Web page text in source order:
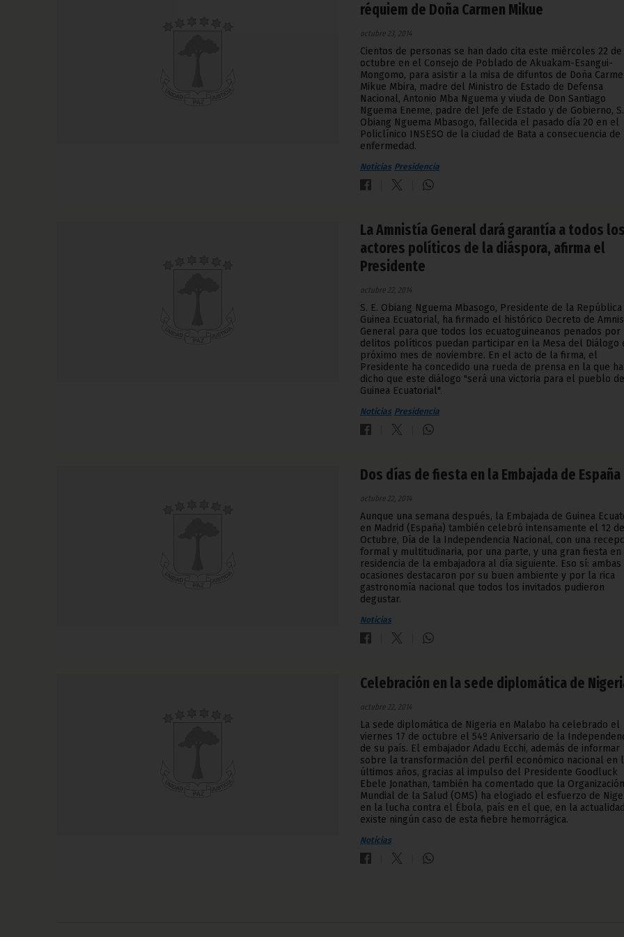
réquiem de Doña Carmen Mikue
octubre 23, 2014
Cientos de personas se han dado cita este miércoles 22 de
octubre en el Consejo de Poblado de Akuakam-Esangui-
Mongomo, para asistir a la misa de difuntos de Doña
Mikue Mbira, madre del Ministro de Estado de Defensa
Nacional, Antonio Mba Nguema y viuda de Don Santiago
Nguema Eneme, padre del Jefe de Estado y de Gobierno, S.
Obiang Nguema Mbasogo, fallecida el pasado día 20 en el
Policlínico INSESO de la ciudad de Bata a consecuencia de
enfermedad.
Noticias Presidencia
La Amnistía General dará garantía a todos los
actores políticos de la diáspora, afirma el
Presidente
octubre 22, 2014
S. E. Obiang Nguema Mbasogo, Presidente de la República
Guinea Ecuatorial, ha firmado el histórico Decreto de
General para que todos los ecuatoguineanos penados por
delitos políticos puedan participar en la Mesa del Diálogo
próximo mes de noviembre. En el acto de la firma, el
Presidente ha concedido una rueda de prensa en la que ha
dicho que este diálogo "será una victoria para el pueblo de
Guinea Ecuatorial".
Noticias Presidencia
Dos días de fiesta en la Embajada de España
octubre 22, 2014
Aunque una semana después, la Embajada de Guinea
en Madrid (España) también celebró intensamente el 12 de
Octubre, Día de la Independencia Nacional, con una
formal y multitudinaria, por una parte, y una gran fiesta en
residencia de la embajadora al día siguiente. Eso sí: ambas
ocasiones destacaron por su buen ambiente y por la rica
gastronomía nacional que todos los invitados pudieron
degustar.
Noticias
Celebración en la sede diplomática de
octubre 22, 2014
La sede diplomática de Nigeria en Malabo ha celebrado el
viernes 17 de octubre el 54º Aniversario de la
de su país. El embajador Adadu Ecchi, además de informar
sobre la transformación del perfil económico nacional en
últimos años, gracias al impulso del Presidente Goodluck
Ebele Jonathan, también ha comentado que la Organización
Mundial de la Salud (OMS) ha elogiado el esfuerzo de
en la lucha contra el Ébola, país en el que, en la
existe ningún caso de esta fiebre hemorrágica.
Noticias